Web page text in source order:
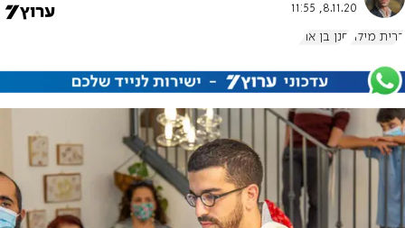
8.11.20, 11:55
ברית מילה חנן בן ארי